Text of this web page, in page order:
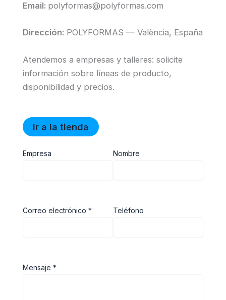
Email: polyformas@polyformas.com
Dirección: POLYFORMAS — València, España
Atendemos a empresas y talleres: solicite
información sobre líneas de producto,
disponibilidad y precios.
Ir a la tienda
Empresa Nombre
Correo electrónico * Teléfono
Mensaje *